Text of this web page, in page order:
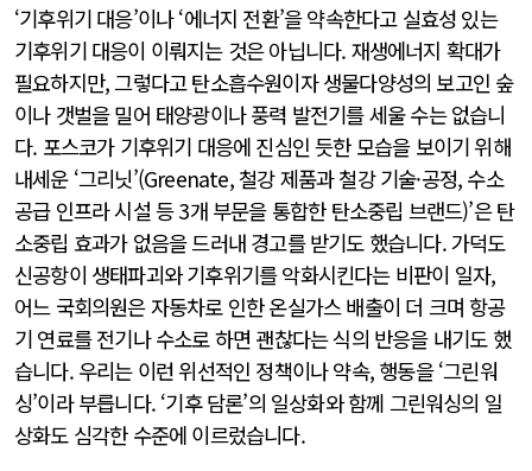
‘기후위기 대응’이나 ‘에너지 전환’을 약속한다고 실효성 있는
기후위기 대응이 이뤄지는 것은 아닙니다. 재생에너지 확대가
필요하지만, 그렇다고 탄소흡수원이자 생물다양성의 보고인 숲
이나 갯벌을 밀어 태양광이나 풍력 발전기를 세울 수는 없습니
다. 포스코가 기후위기 대응에 진심인 듯한 모습을 보이기 위해
내세운 ‘그리닛’(Greenate, 철강 제품과 철강 기술·공정, 수소
공급 인프라 시설 등 3개 부문을 통합한 탄소중립 브랜드)’은 탄
소중립 효과가 없음을 드러내 경고를 받기도 했습니다. 가덕도
신공항이 생태파괴와 기후위기를 악화시킨다는 비판이 일자,
어느 국회의원은 자동차로 인한 온실가스 배출이 더 크며 항공
기 연료를 전기나 수소로 하면 괜찮다는 식의 반응을 내기도 했
습니다. 우리는 이런 위선적인 정책이나 약속, 행동을 ‘그린워
싱’이라 부릅니다. ‘기후 담론’의 일상화와 함께 그린워싱의 일
상화도 심각한 수준에 이르렀습니다.